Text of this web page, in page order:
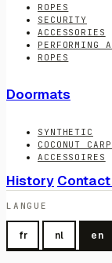
ROPES
SECURITY
ACCESSORIES
PERFORMING
ROPES
Doormats
SYNTHETIC
COCONUT
ACCESSOIRES
History Contact
LANGUE
fr nl en